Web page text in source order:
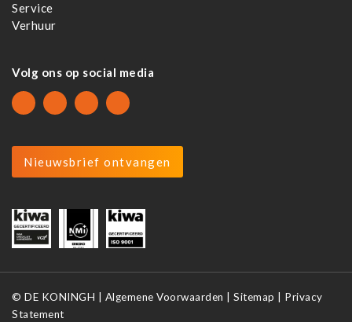
Service
Verhuur
Volg ons op social media
Nieuwsbrief ontvangen
© DE KONINGH | Algemene Voorwaarden Sitemap
Privacy
Statement